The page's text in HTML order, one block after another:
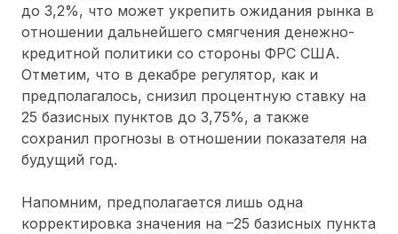
до 3,2%, что может укрепить ожидания рынка в
отношении дальнейшего смягчения денежно-
кредитной политики со стороны ФРС США.
Отметим, что в декабре регулятор, как и
предполагалось, снизил процентную ставку на
25 базисных пунктов до 3,75%, а также
сохранил прогнозы в отношении показателя на
будущий год.
Напомним, предполагается лишь одна
корректировка значения на –25 базисных пункта